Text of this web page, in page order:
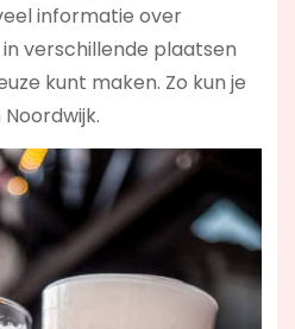
informatie over
verschillende plaatsen
kunt maken. Zo kun je